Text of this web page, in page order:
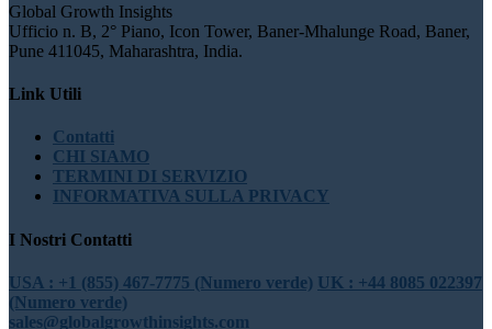
Global Growth Insights
Ufficio n. B, 2° Piano, Icon Tower, Baner-Mhalunge Road, Baner,
Pune 411045, Maharashtra, India.
Link Utili
Contatti
CHI SIAMO
TERMINI DI SERVIZIO
INFORMATIVA SULLA PRIVACY
I Nostri Contatti
USA : +1 (855) 467-7775 (Numero verde) UK : +44 8085 022397
(Numero verde)
sales@globalgrowthinsights.com